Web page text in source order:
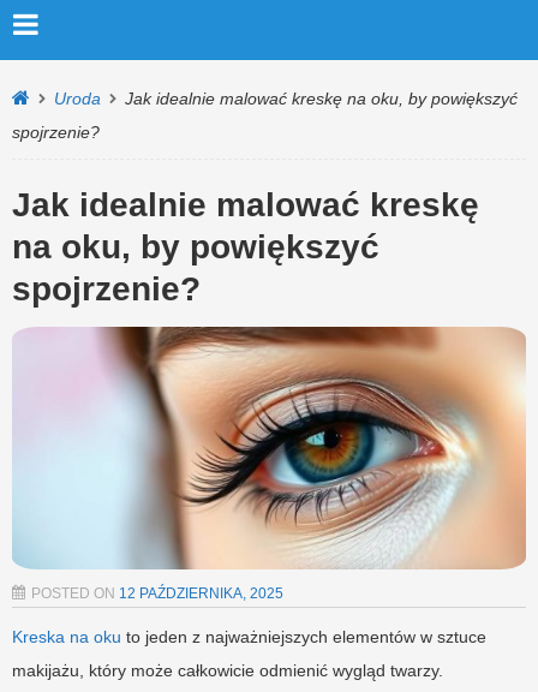
Uroda
Jak idealnie malować kreskę na oku, by powiększyć
spojrzenie?
Jak idealnie malować kreskę
na oku, by powiększyć
spojrzenie?
POSTED ON 12 PAŹDZIERNIKA, 2025
Kreska na oku to jeden z najważniejszych elementów w sztuce
makijażu, który może całkowicie odmienić wygląd twarzy.